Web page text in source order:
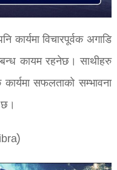
विचारपूर्वक अगाडि
कायम रहनेछ। साथीहरु
सफलताको सम्भावना